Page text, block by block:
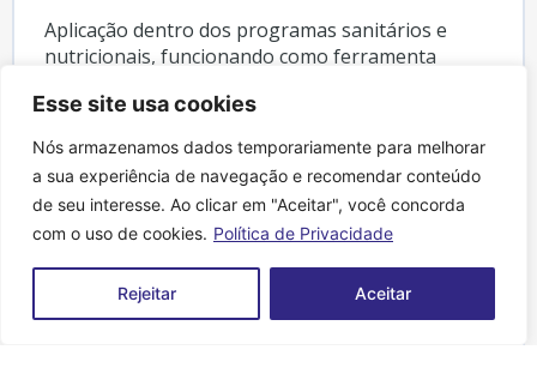
Esse site usa cookies
Nós armazenamos dados temporariamente para melhorar
a sua experiência de navegação e recomendar conteúdo
de seu interesse. Ao clicar em "Aceitar", você concorda
com o uso de cookies. Política de Privacidade
Rejeitar Aceitar
Aplicação dentro dos programas sanitários e
nutricionais, funcionando como ferramenta
produtivo.
PILAR 06
Tecnologia Aplicada ao Sistema